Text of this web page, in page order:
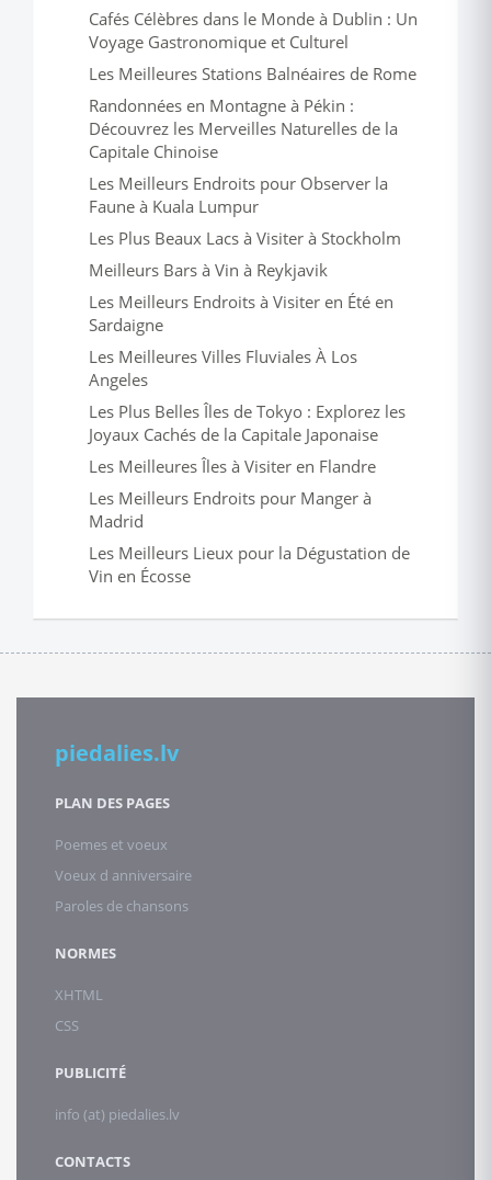
Cafés Célèbres dans le Monde à Dublin : Un
Voyage Gastronomique et Culturel
Les Meilleures Stations Balnéaires de Rome
Randonnées en Montagne à Pékin :
Découvrez les Merveilles Naturelles de la
Capitale Chinoise
Les Meilleurs Endroits pour Observer la
Faune à Kuala Lumpur
Les Plus Beaux Lacs à Visiter à Stockholm
Meilleurs Bars à Vin à Reykjavik
Les Meilleurs Endroits à Visiter en Été en
Sardaigne
Les Meilleures Villes Fluviales À Los
Angeles
Les Plus Belles Îles de Tokyo : Explorez les
Joyaux Cachés de la Capitale Japonaise
Les Meilleures Îles à Visiter en Flandre
Les Meilleurs Endroits pour Manger à
Madrid
Les Meilleurs Lieux pour la Dégustation de
Vin en Écosse
piedalies.lv
PLAN DES PAGES
Poemes et voeux
Voeux d anniversaire
Paroles de chansons
NORMES
XHTML
CSS
PUBLICITÉ
info (at) piedalies.lv
CONTACTS